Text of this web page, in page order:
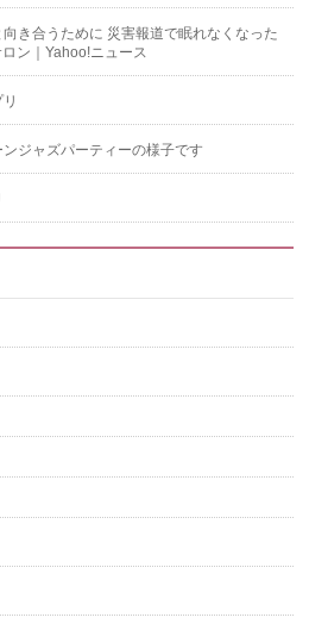
き合うために 災害報道で眠れなくなった
ン｜Yahoo!ニュース
ジャズパーティーの様子です